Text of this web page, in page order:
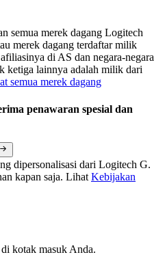
semua merek dagang Logitech
merek dagang terdaftar milik
di AS dan negara-negara
ketiga lainnya adalah milik dari
semua merek dagang
penawaran spesial dan
dipersonalisasi dari Logitech G.
kapan saja. Lihat Kebijakan
kotak masuk Anda.